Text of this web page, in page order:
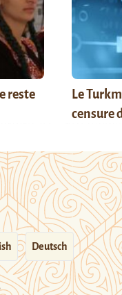
reste
Le
censure
Deutsch